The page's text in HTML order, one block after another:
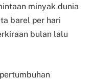
minyak dunia
barel per hari
bulan lalu